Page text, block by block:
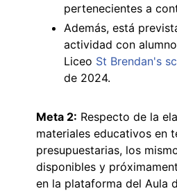
pertenecientes a
Además, está
actividad con
Liceo St Brendan's
de 2024.
Meta 2: Respecto de la
materiales educativos en
presupuestarias, los
disponibles y
en la plataforma del Aula